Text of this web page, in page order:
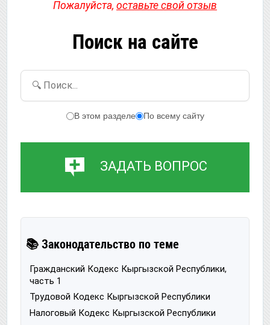
Пожалуйста, оставьте свой отзыв
Поиск на сайте
🔍 Поиск...
В этом разделе По всему сайту
ЗАДАТЬ ВОПРОС
📚 Законодательство по теме
Гражданский Кодекс Кыргызской Республики,
часть 1
Трудовой Кодекс Кыргызской Республики
Налоговый Кодекс Кыргызской Республики